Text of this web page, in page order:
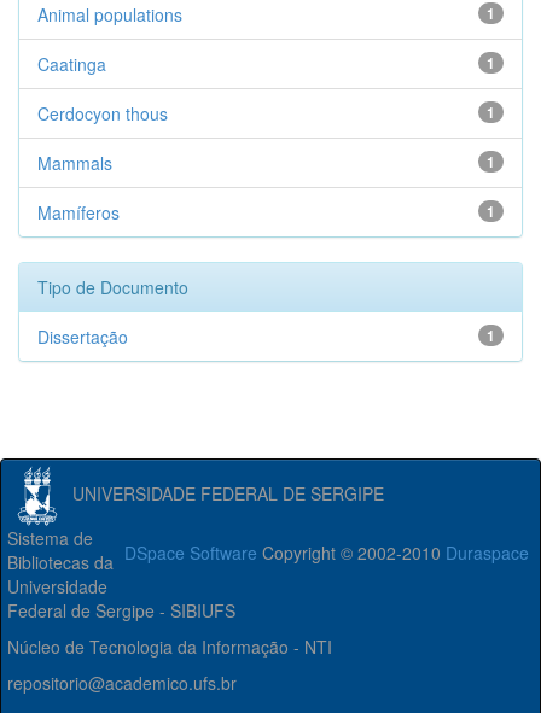
1
Animal populations
1
Caatinga
1
Cerdocyon thous
1
Mammals
1
Mamíferos
Tipo de Documento
1
Dissertação
UNIVERSIDADE FEDERAL DE SERGIPE
DSpace Software Copyright © 2002-2010 Duraspace
Sistema de
Bibliotecas da
Universidade
Federal de Sergipe - SIBIUFS
Núcleo de Tecnologia da Informação - NTI
repositorio@academico.ufs.br